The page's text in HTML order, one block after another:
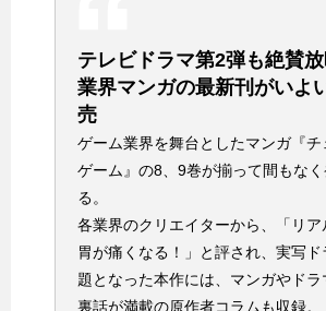
テレビドラマ第2弾も絶賛
業界マンガの最新刊がいよ
売
ゲーム業界を舞台としたマンガ『チ
ゲーム』の8、9巻が揃って間もな
る。
各業界のクリエイターから、「リア
胃が痛くなる！」と評され、実写ド
題となった本作には、マンガやドラ
裏話が満載の原作者コラムも収録。